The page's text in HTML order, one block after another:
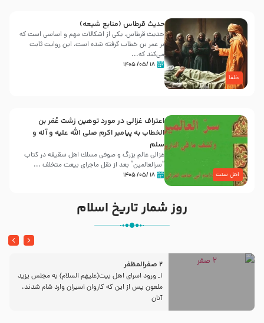
خلفا
حدیث قرطاس (منابع شیعه)
حدیث قرطاس، یکی از اشکالات مهم و اساسی است که
بر عمر بن خطاب گرفته شده است، این روایت ثابت
می‌کند که...
۱۸ /۰۵/ ۱۴۰۵
اهل سنت
اعتراف غزالی در مورد توهین زشت عُمَر بن
الخطاب به پیامبر اکرم صلی الله علیه و آله و
سلم
غزالی عالم بزرگ و صوفی مسلك اهل سقيفه در کتاب
“سرالعالمین” بعد از نقل ماجرای بیعت متخلف ...
۱۸ /۰۵/ ۱۴۰۵
روز شمار تاریخ اسلام
2 صفرالمظفر
1ـ ورود اسراى اهل بیت‌(علیهم السلام) به مجلس یزید
ملعون پس از این كه كاروان اسیران وارد شام شدند،
آنان